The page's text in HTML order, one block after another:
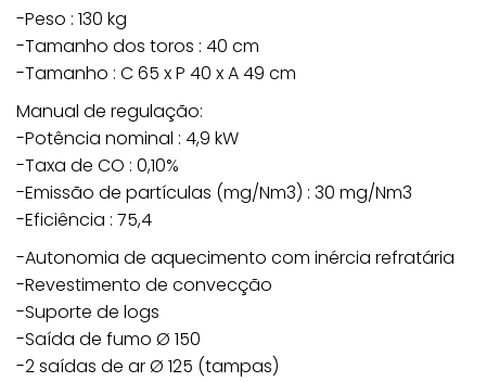
-Peso : 130 kg
-Tamanho dos toros : 40 cm
-Tamanho : C 65 x P 40 x A 49 cm
Manual de regulação:
-Potência nominal : 4,9 kW
-Taxa de CO : 0,10%
-Emissão de partículas (mg/Nm3) : 30 mg/Nm3
-Eficiência : 75,4
-Autonomia de aquecimento com inércia refratária
-Revestimento de convecção
-Suporte de logs
-Saída de fumo Ø 150
-2 saídas de ar Ø 125 (tampas)
Peso
45 kg